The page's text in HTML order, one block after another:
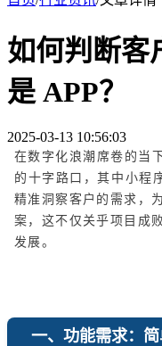
如何判断客
是 APP？
2025-03-13 10:56:03
在数字化浪潮席卷的当
的十字路口，其中小程
精准洞察客户的需求，
案，这不仅关乎项目成
发展。
一、功能需求：